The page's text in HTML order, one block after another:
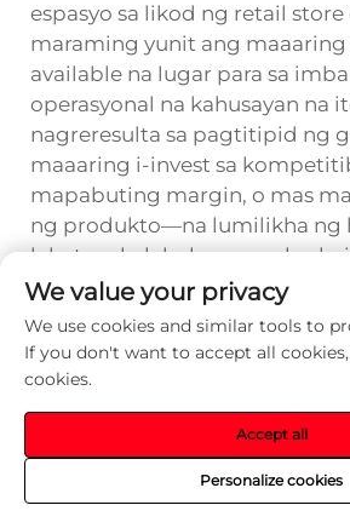
espasyo sa likod ng retail
maraming yunit ang maaaring
available na lugar para sa
operasyonal na kahusayan na
nagreresulta sa pagtitipid ng
maaaring i-invest sa
mapabuting margin, o mas
ng produkto—na lumilikha ng
lahat ng kalahok sa supply
pinapanatili ang napakahusay
retail na humihikayat sa
consumer at sa pagkuha ng
bilhin ang produkto.
Kakayahang
Iba't Ibang
Produkto at Retail
We value your privacy
We use cookies and similar tools to
If you don't want to accept all
cookies.
Personalize cookies
Accept all